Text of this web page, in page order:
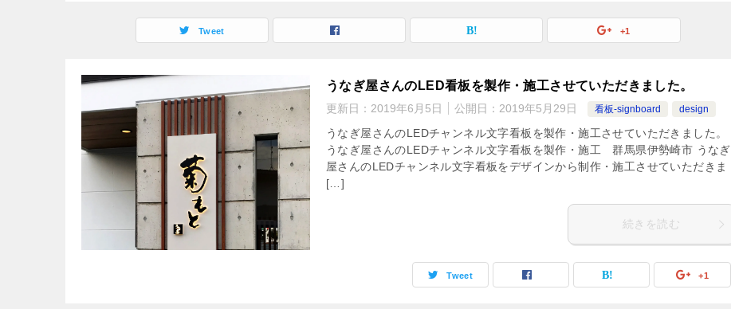
Tweet +1
うなぎ屋さんのLED看板を製作・施工させていただきました。
更新日： 2019年6月5日 公開日： 2019年5月29日 看板-signboard design
うなぎ屋さんのLEDチャンネル文字看板を製作・施工させていただきました。
うなぎ屋さんのLEDチャンネル文字看板を製作・施工 群馬県伊勢崎市 うなぎ
屋さんのLEDチャンネル文字看板をデザインから制作・施工させていただきま
[…]
続きを読む
Tweet +1